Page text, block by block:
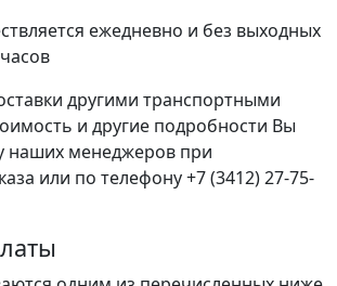
ежедневно и без выходных
другими транспортными
и другие подробности Вы
наших менеджеров при
или по телефону +7 (3412) 27-75-